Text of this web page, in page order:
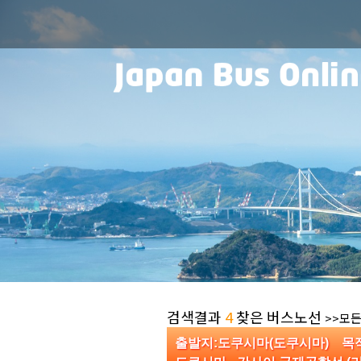
검색결과 4찾은 버스노선 >>모
출발지:도쿠시마(도쿠시마)